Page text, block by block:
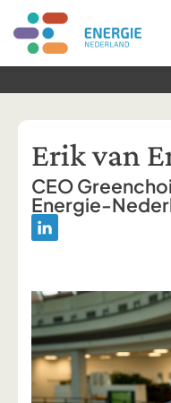
Erik van
CEO
Energie-